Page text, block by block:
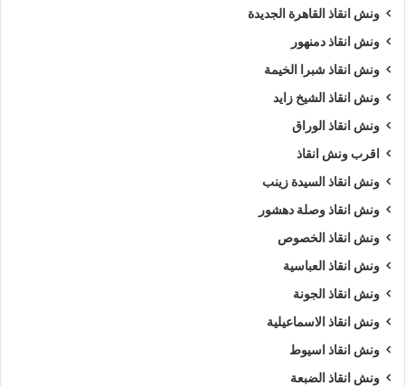
ونش انقاذ القاهرة الجديدة
ونش انقاذ دمنهور
ونش انقاذ شبرا الخيمة
ونش انقاذ الشيخ زايد
ونش انقاذ الوراق
اقرب ونش انقاذ
ونش انقاذ السيدة زينب
ونش انقاذ وصلة دهشور
ونش انقاذ الخصوص
ونش انقاذ العباسية
ونش انقاذ الجونة
ونش انقاذ الاسماعيلية
ونش انقاذ اسيوط
ونش انقاذ الضبعة